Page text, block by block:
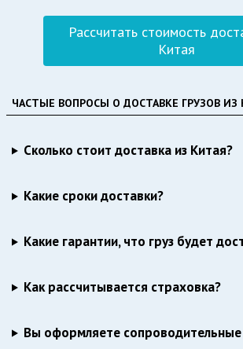
Рассчитать стоимость
Китая
ЧАСТЫЕ ВОПРОСЫ О ДОСТАВКЕ ГРУЗОВ ИЗ
Сколько стоит доставка из Китая?
Какие сроки доставки?
Какие гарантии, что груз будет
Как рассчитывается страховка?
Вы оформляете